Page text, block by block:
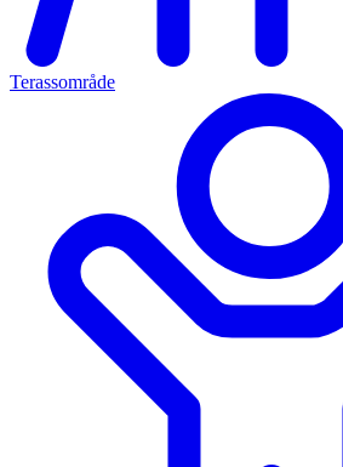
Terassområde